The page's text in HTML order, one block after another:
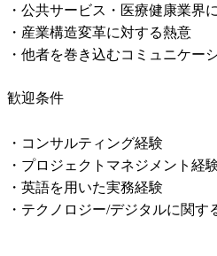
・公共サービス・医療健康業界
・産業構造変革に対する熱意
・他者を巻き込むコミュニケー
歓迎条件
・コンサルティング経験
・プロジェクトマネジメント経
・英語を用いた実務経験
・テクノロジー/デジタルに関す